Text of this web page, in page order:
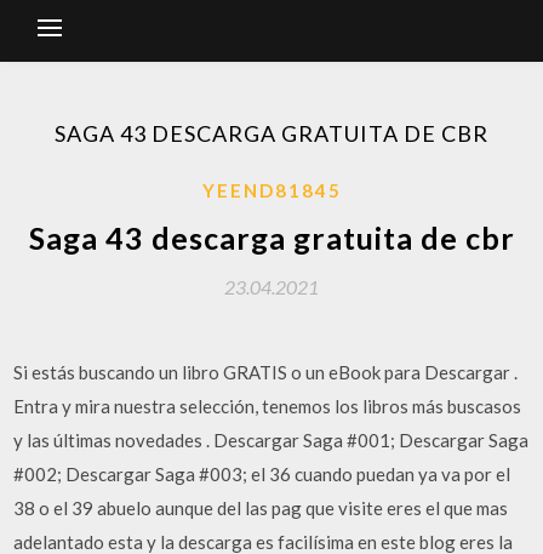
SAGA 43 DESCARGA GRATUITA DE CBR
YEEND81845
Saga 43 descarga gratuita de cbr
23.04.2021
Si estás buscando un libro GRATIS o un eBook para Descargar .
Entra y mira nuestra selección, tenemos los libros más buscasos
y las últimas novedades . Descargar Saga #001; Descargar Saga
#002; Descargar Saga #003; el 36 cuando puedan ya va por el
38 o el 39 abuelo aunque del las pag que visite eres el que mas
adelantado esta y la descarga es facilísima en este blog eres la